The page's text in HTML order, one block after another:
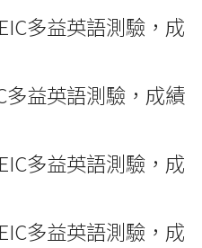
多益英語測驗，成
多益英語測驗，成績
多益英語測驗，成
多益英語測驗，成